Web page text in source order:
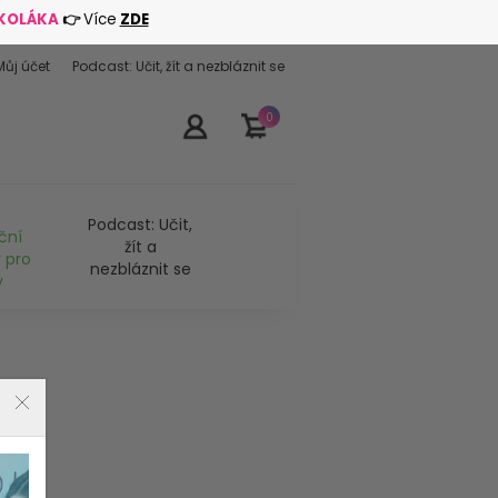
👉Více ZDE
0
pro
Podcast: Učit,
žít a
nezbláznit se
účet Podcast: Učit, žít a nezbláznit se